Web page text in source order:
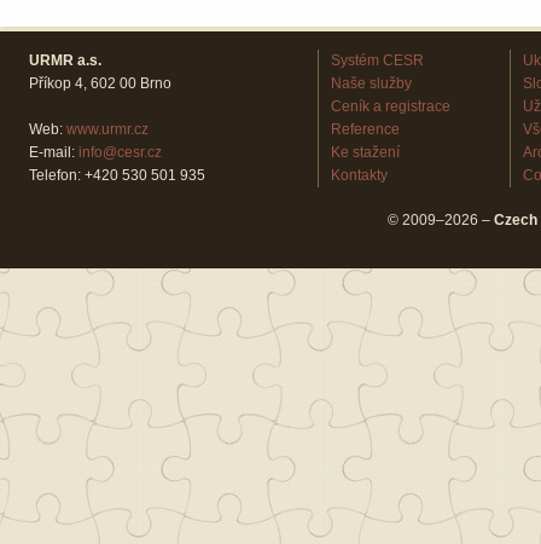
URMR a.s.
Příkop 4, 602 00 Brno
Web: www.urmr.cz
E-mail: info@cesr.cz
Telefon: +420 530 501 935
Systém CESR
Naše služby
Ceník a registrace
Reference
Ke stažení
Kontakty
© 2009–2026 – Czech